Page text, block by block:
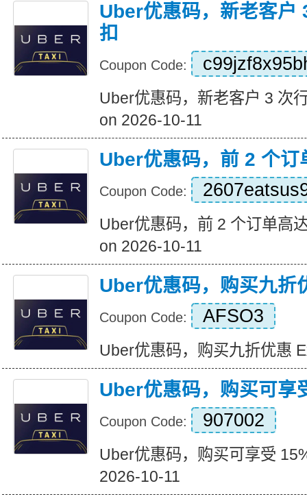
Uber优惠码，新老客户
扣
Coupon Code:
Uber优惠码，新老客户 3 次
on 2026-10-11
Uber优惠码，前 2 个订
Coupon Code:
Uber优惠码，前 2 个订单高
on 2026-10-11
Uber优惠码，购买九折
Coupon Code: AFSO3
Uber优惠码，购买九折优惠
Uber优惠码，购买可享
Coupon Code: 907002
Uber优惠码，购买可享受
2026-10-11